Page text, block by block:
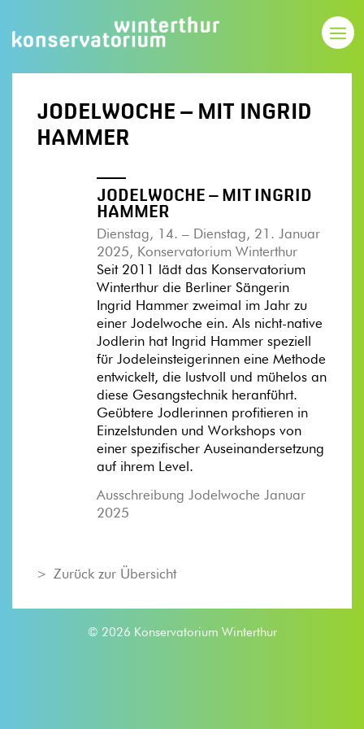
JODELWOCHE – MIT INGRID
HAMMER
JODELWOCHE – MIT INGRID
HAMMER
Dienstag, 14. – Dienstag, 21. Januar
2025, Konservatorium Winterthur
Seit 2011 lädt das Konservatorium
Winterthur die Berliner Sängerin
Ingrid Hammer zweimal im Jahr zu
einer Jodelwoche ein. Als nicht-native
Jodlerin hat Ingrid Hammer speziell
für Jodeleinsteigerinnen eine Methode
entwickelt, die lustvoll und mühelos an
diese Gesangstechnik heranführt.
Geübtere Jodlerinnen profitieren in
Einzelstunden und Workshops von
einer spezifischer Auseinandersetzung
auf ihrem Level.
Ausschreibung Jodelwoche Januar
2025
Zurück zur Übersicht
© 2026 Konservatorium Winterthur